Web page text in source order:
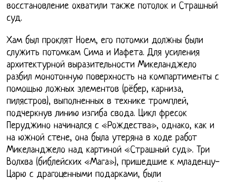
восстановление охватили также потолок и Страшный
суд.
Хам был проклят Ноем, его потомки должны были
служить потомкам Сима и Иафета. Для усиления
архитектурной выразительности Микеланджело
разбил монотонную поверхность на компартименты с
помощью ложных элементов (рёбер, карниза,
пилястров), выполненных в технике тромплей,
подчеркнув линию изгиба свода. Цикл фресок
Перуджино начинался с «Рождества», однако, как и
на южной стене, она была утеряна в ходе работ
Микеланджело над картиной «Страшный суд». Три
Волхва (библейских «Мага»), пришедшие к младенцу-
Царю с драгоценными подарками, были